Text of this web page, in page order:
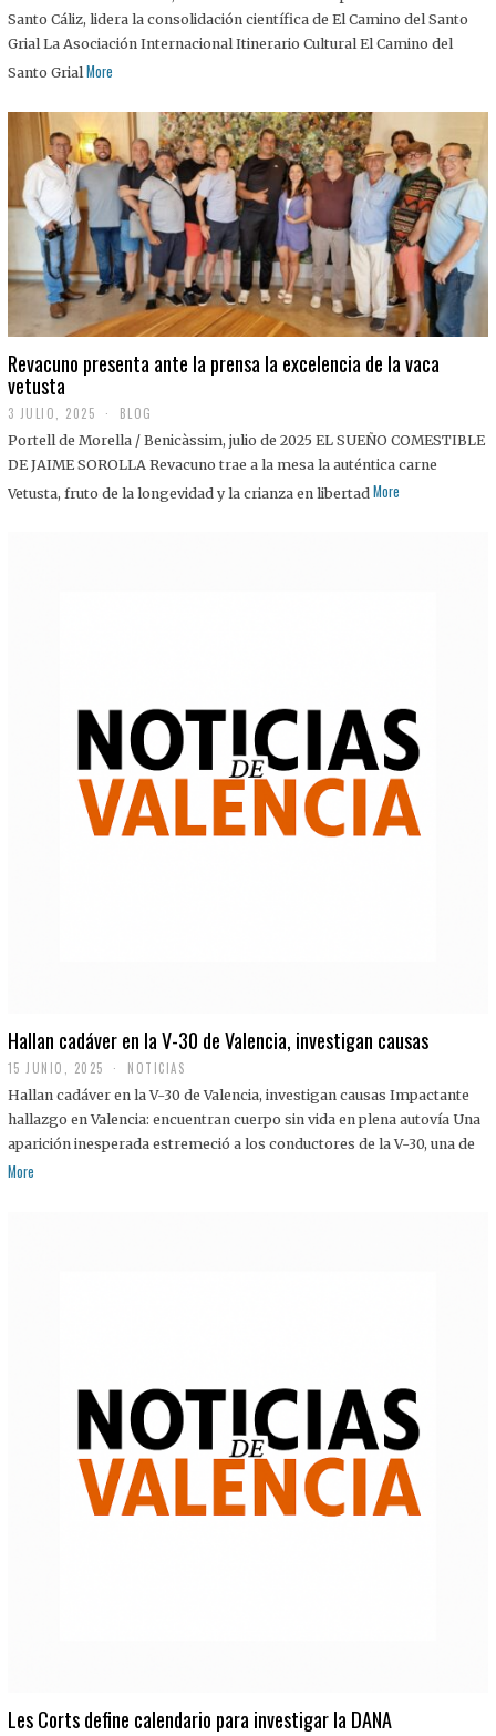
G
O
S
2
5
Santo Cáliz, lidera la consolidación científica de El Camino del Santo
Grial La Asociación Internacional Itinerario Cultural El Camino del
Santo Grial More
Revacuno presenta ante la prensa la excelencia de la vaca
vetusta
3 JULIO, 2025
J
U
I
BLOG
Portell de Morella / Benicàssim, julio de 2025 EL SUEÑO COMESTIBLE
DE JAIME SOROLLA Revacuno trae a la mesa la auténtica carne
Vetusta, fruto de la longevidad y la crianza en libertad More
Hallan cadáver en la V-30 de Valencia, investigan causas
15 JUNIO, 2025 NOTICIAS
Hallan cadáver en la V-30 de Valencia, investigan causas Impactante
hallazgo en Valencia: encuentran cuerpo sin vida en plena autovía Una
aparición inesperada estremeció a los conductores de la V-30, una de
More
Les Corts define calendario para investigar la DANA